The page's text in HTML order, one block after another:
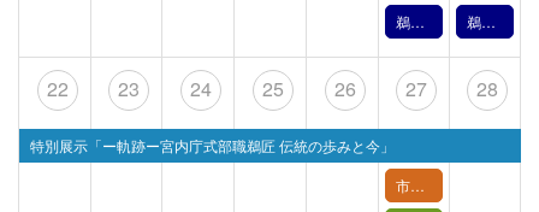
鵜飼文化の紹介【6月20日】（2026年） 鵜飼文化の紹介【6月21日】（2026年）
22
特別展示「ー軌跡ー宮内庁式部職鵜匠 伝統の歩みと今」
23 24 25 26 27
市民講座「長良川を縁の下で支える～技の環の取り組み～」
28